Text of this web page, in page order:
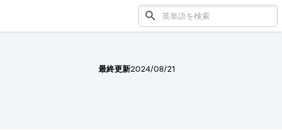
最終更新2024/08/21